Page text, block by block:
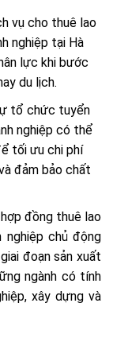
vụ cho thuê lao
nghiệp tại Hà
lực khi bước
du lịch.
tổ chức tuyển
nghiệp có thể
tối ưu chi phí
đảm bảo chất
đồng thuê lao
nghiệp chủ động
đoạn sản xuất
ngành có tính
xây dựng và